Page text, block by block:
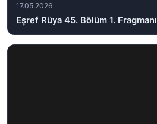
17.05.2026
Eşref Rüya 45. Bölüm 1. Fragmanı